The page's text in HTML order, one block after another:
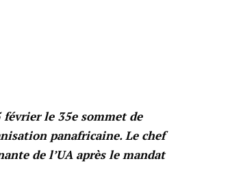
le 35e sommet de
panafricaine. Le chef
de l’UA après le mandat